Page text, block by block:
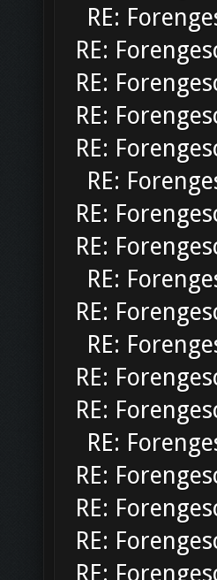
RE:
RE:
RE:
RE:
RE:
RE:
RE:
RE:
RE:
RE:
RE:
RE:
RE:
RE:
RE:
RE:
RE:
RE: